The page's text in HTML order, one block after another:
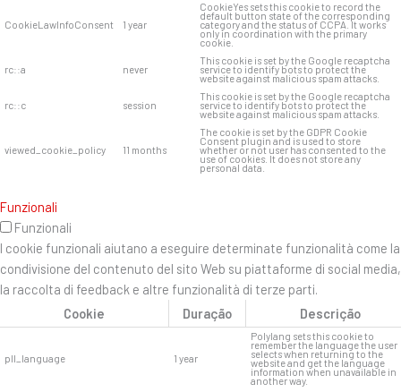
CookieLawInfoConsent 1 year
CookieYes sets this cookie to record the
default button state of the corresponding
category and the status of CCPA. It works
only in coordination with the primary
cookie.
rc::a never
This cookie is set by the Google recaptcha
service to identify bots to protect the
website against malicious spam attacks.
rc::c session
This cookie is set by the Google recaptcha
service to identify bots to protect the
website against malicious spam attacks.
viewed_cookie_policy 11 months
The cookie is set by the GDPR Cookie
Consent plugin and is used to store
whether or not user has consented to the
use of cookies. It does not store any
personal data.
Funzionali
Funzionali
I cookie funzionali aiutano a eseguire determinate funzionalità come la
condivisione del contenuto del sito Web su piattaforme di social media,
la raccolta di feedback e altre funzionalità di terze parti.
Cookie
Duração Descrição
pll_language 1 year
Polylang sets this cookie to
remember the language the user
selects when returning to the
website and get the language
information when unavailable in
another way.